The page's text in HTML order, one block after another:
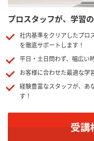
プロスタッフが、学習
社内基準をクリアしたプロ
を徹底サポートします！
平日・土日問わず、幅広い
お客様に合わせた最適な学
経験豊富なスタッフが、あ
す！
受講